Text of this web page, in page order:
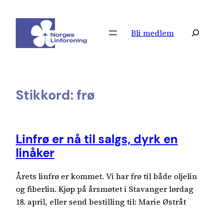
innhold
Bli medlem Søk
Stikkord:frø
Linfrø er nå til salgs, dyrk en
linåker
Årets linfrø er kommet. Vi har frø til både oljelin
og fiberlin. Kjøp på årsmøtet i Stavanger lørdag
18. april, eller send bestilling til: Marie Østråt